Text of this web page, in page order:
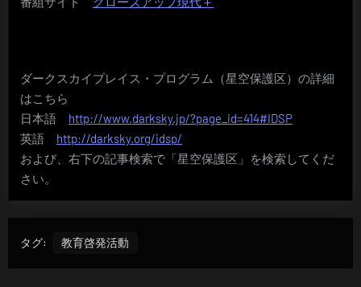
ダークスカイプレイス・プログラム（星空保護区）の詳細
はこちら
日本語 http://www.darksky.jp/?page_id=414#IDSP
英語 http://darksky.org/idsp/
および、右下の記事検索で「星空保護区」を検索してくだ
さい。
タグ: 教育啓発活動